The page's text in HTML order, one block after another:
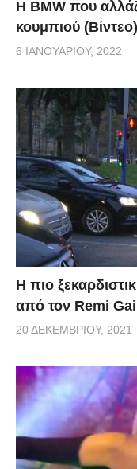
Η BMW που
κουμπιού (Βίντεο)
6 ΙΑΝΟΥΑΡΊΟΥ, 2022
Η πιο
από τον Remi
20 ΔΕΚΕΜΒΡΊΟΥ, 2021